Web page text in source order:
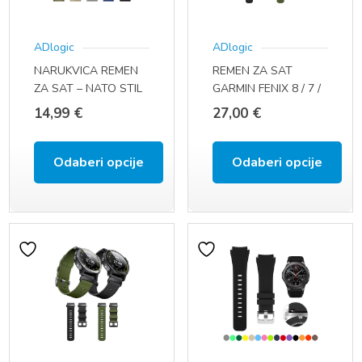
mogu
odabrati
na
proizvoda
mogu
odabrati
na
proizvoda
ADlogic
NARUKVICA REMEN
ZA SAT – NATO STIL
(22 MM, QUICK FIT)
14,99 €
Odaberi opcije
proizvod
ima
više
varijanti.
Opcije
ADlogic
REMEN ZA SAT
GARMIN FENIX 8 / 7 /
6 / 5 / 5 PLUS / 6 PRO
27,00 €
Odaberi opcije
proizvod
ima
više
varijanti.
Opcije